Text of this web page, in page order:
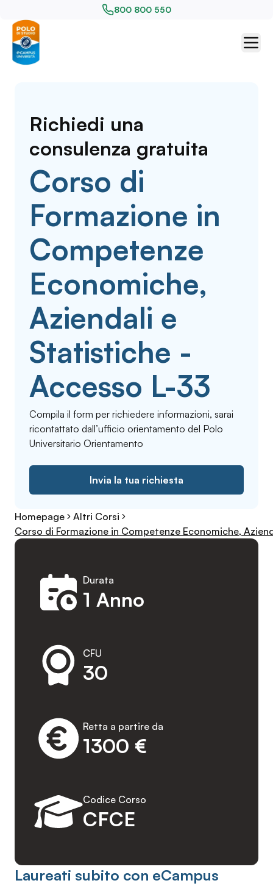
800 800 550
Richiedi una
consulenza gratuita
Corso di
Formazione in
Competenze
Economiche,
Aziendali e
Statistiche -
Accesso L-33
Compila il form per richiedere informazioni, sarai
ricontattato dall’ufficio orientamento del Polo
Universitario Orientamento
Invia la tua richiesta
Homepage
Altri Corsi
Corso di Formazione in Competenze Economiche,
1 Anno
Durata
30
CFU
1300 €
Retta a partire da
CFCE
Codice Corso
Laureati subito con eCampus